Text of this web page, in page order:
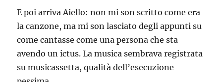
E poi arriva Aiello: non mi son scritto come era
la canzone, ma mi son lasciato degli appunti su
come cantasse come una persona che sta
avendo un ictus. La musica sembrava registrata
su musicassetta, qualità dell’esecuzione